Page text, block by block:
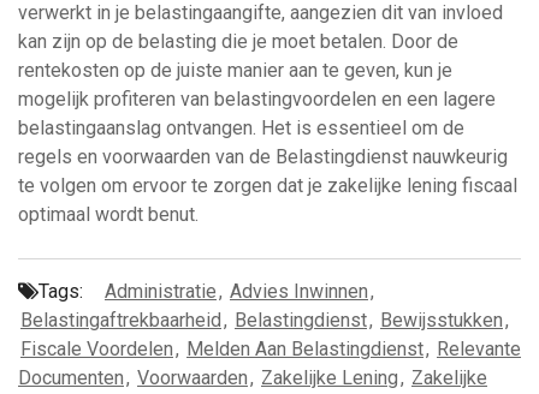
verwerkt in je belastingaangifte, aangezien dit van invloed
kan zijn op de belasting die je moet betalen. Door de
rentekosten op de juiste manier aan te geven, kun je
mogelijk profiteren van belastingvoordelen en een lagere
belastingaanslag ontvangen. Het is essentieel om de
regels en voorwaarden van de Belastingdienst nauwkeurig
te volgen om ervoor te zorgen dat je zakelijke lening fiscaal
optimaal wordt benut.
Tags: Administratie, Advies Inwinnen,
Belastingaftrekbaarheid, Belastingdienst, Bewijsstukken,
Fiscale Voordelen, Melden Aan Belastingdienst, Relevante
Documenten, Voorwaarden, Zakelijke Lening, Zakelijke